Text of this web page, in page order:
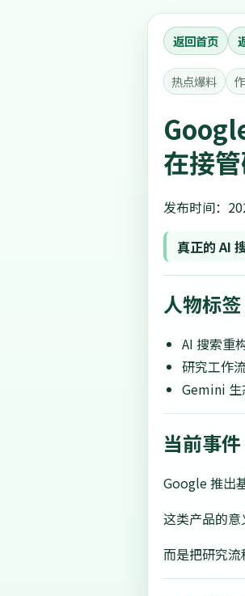
返回首页
热点爆料
在接
发布时间：
真正的 AI
人物标签
AI 搜索重
研究工作
Gemini 生
当前事件
Google 推出
这类产品的意
而是把研究流